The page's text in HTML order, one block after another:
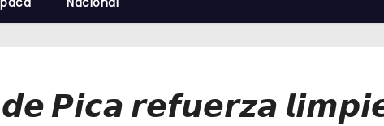
𝙋𝙞𝙘𝙖 𝙧𝙚𝙛𝙪𝙚𝙧𝙯𝙖